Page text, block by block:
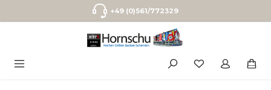
Zum Hauptinhalt springen+49 (0)561/772329